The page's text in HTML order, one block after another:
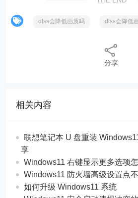
dlss会降低画质吗 dlss会降低
分享
相关内容
联想笔记本 U 盘重装
享
Windows11 右键显示更多选项
Windows11 防火墙高级设置点
如何升级 Windows11 系统